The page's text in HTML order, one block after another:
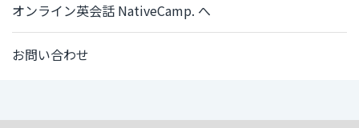
オンライン英会話 NativeCamp. へ
お問い合わせ